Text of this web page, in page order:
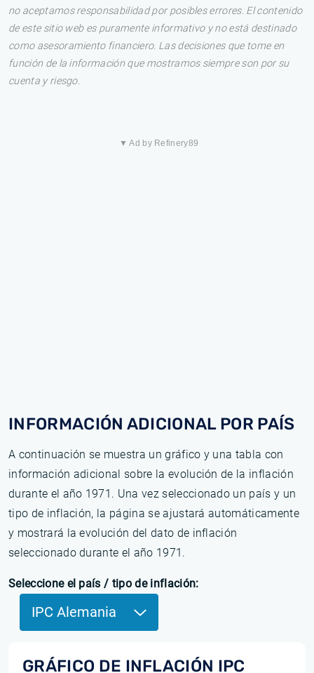
no aceptamos responsabilidad por posibles errores. El contenido
de este sitio web es puramente informativo y no está destinado
como asesoramiento financiero. Las decisiones que tome en
función de la información que mostramos siempre son por su
cuenta y riesgo.
▼ Ad by Refinery89
INFORMACIÓN ADICIONAL POR PAÍS
A continuación se muestra un gráfico y una tabla con
información adicional sobre la evolución de la inflación
durante el año 1971. Una vez seleccionado un país y un
tipo de inflación, la página se ajustará automáticamente
y mostrará la evolución del dato de inflación
seleccionado durante el año 1971.
Seleccione el país / tipo de inflación:
IPC Alemania
GRÁFICO DE INFLACIÓN IPC